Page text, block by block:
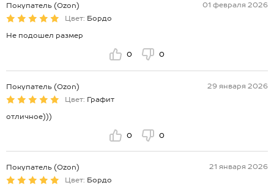
Покупатель (Ozon)
01 февраля 2026
Цвет: Бордо
Не подошел размер
0 0
Покупатель (Ozon)
29 января 2026
Цвет: Графит
отличное)))
0 0
Покупатель (Ozon)
21 января 2026
Цвет: Бордо